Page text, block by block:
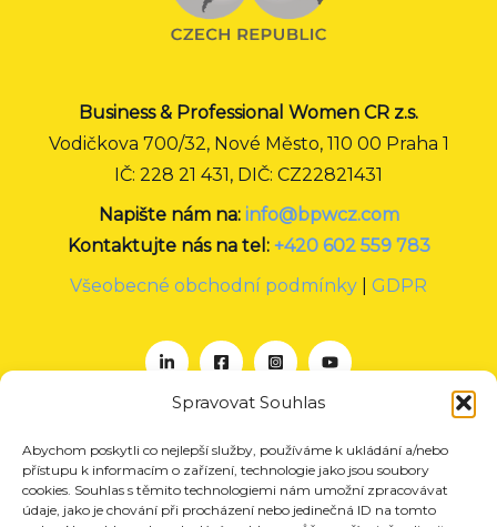
Spravovat Souhlas
Abychom poskytli co nejlepší služby, používáme k ukládání a/nebo
přístupu k informacím o zařízení, technologie jako jsou soubory
cookies. Souhlas s těmito technologiemi nám umožní zpracovávat
údaje, jako je chování při procházení nebo jedinečná ID na tomto
Business & Professional Women CR z.s.
Vodičkova 700/32, Nové Město, 110 00 Praha 1
IČ: 228 21 431, DIČ: CZ22821431
Napište nám na: info@bpwcz.com
Kontaktujte nás na tel: +420 602 559 783
Všeobecné obchodní podmínky
GDPR
O nás
Projekty
Členství